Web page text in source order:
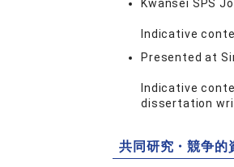
Kwansei SPS
Indicative
Presented at
Indicative
dissertation
共同研究・競争的